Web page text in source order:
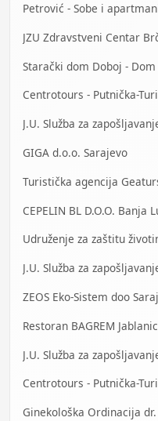
Petrović - Sobe i
JZU Zdravstveni Centar
Centrotours - Putnička-
GIGA d.o.o. Sarajevo
Turistička agencija
CEPELIN BL D.O.O. Banja
Udruženje za zaštitu
ZEOS Eko-Sistem doo
Restoran BAGREM
Ginekološka Ordinacija dr.